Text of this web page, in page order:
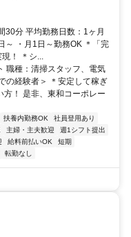
30分 平均勤務日数：1ヶ月
～ ・月1日～勤務OK ＊「完
！ ＊シ...
職種：清掃スタッフ、電気
の経験者＞ ＊安定して稼ぎ
！ 是非、東和コーポレー
扶養内勤務OK
社員登用あり
主婦・主夫歓迎
週1シフト提出
給料前払いOK
短期
転勤なし